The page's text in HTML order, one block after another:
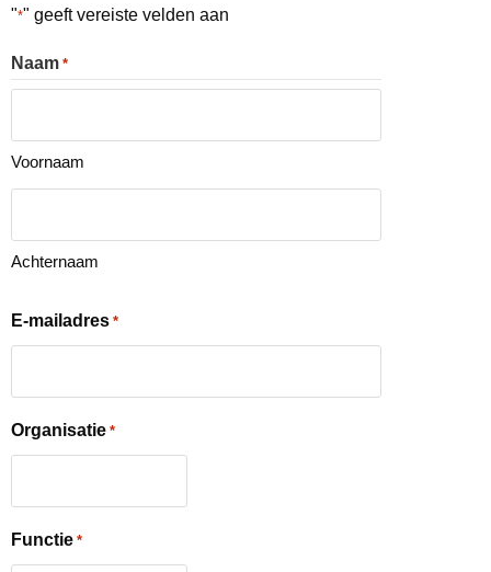
"*" geeft vereiste velden aan
Naam *
Voornaam
Achternaam
E-mailadres *
Organisatie *
Functie *